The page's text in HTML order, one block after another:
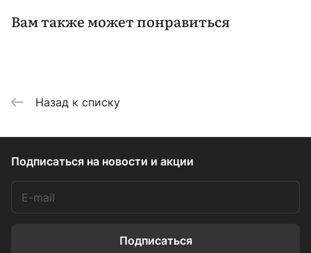
Вам также может понравиться
Назад к списку
Подписаться на новости и акции
Подписаться